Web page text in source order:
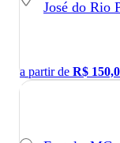
José do Rio
a partir de R$